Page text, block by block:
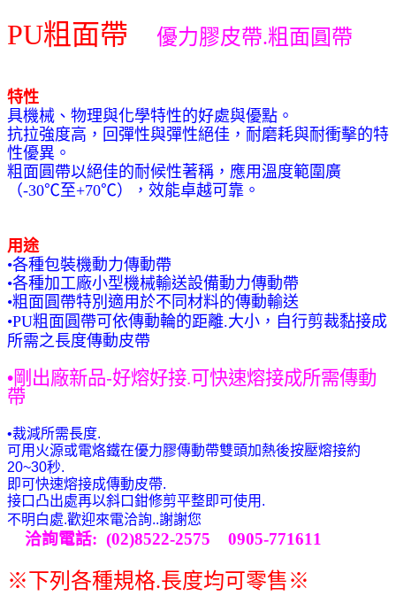
PU粗面帶 優力膠皮帶.粗面圓帶
特性
具機械、物理與化學特性的好處與優點。
抗拉強度高，回彈性與彈性絕佳，耐磨耗與耐衝擊的特
性優異。
粗面圓帶以絕佳的耐候性著稱，應用溫度範圍廣
（-30℃至+70℃），效能卓越可靠。
用途
•各種包裝機動力傳動帶
•各種加工廠小型機械輸送設備動力傳動帶
•粗面圓帶特別適用於不同材料的傳動輸送
•PU粗面圓帶可依傳動輪的距離.大小 ， 自行剪裁黏接成
所需之長度傳動皮帶
•剛出廠新品-好熔好接.可快速熔接成所需傳動
帶
•裁減所需長度.
可用火源或電烙鐵在優力膠傳動帶雙頭加熱後按壓熔接約
20~30秒.
即可快速熔接成傳動皮帶.
接口凸出處再以斜口鉗修剪平整即可使用.
不明白處.歡迎來電洽詢..謝謝您
洽詢電話: (02)8522-2575 0905-771611
※下列 各種規格.長度均可零售※